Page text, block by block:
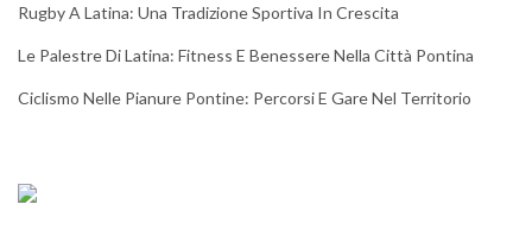
Rugby A Latina: Una Tradizione Sportiva In Crescita
Le Palestre Di Latina: Fitness E Benessere Nella Città Pontina
Ciclismo Nelle Pianure Pontine: Percorsi E Gare Nel Territorio